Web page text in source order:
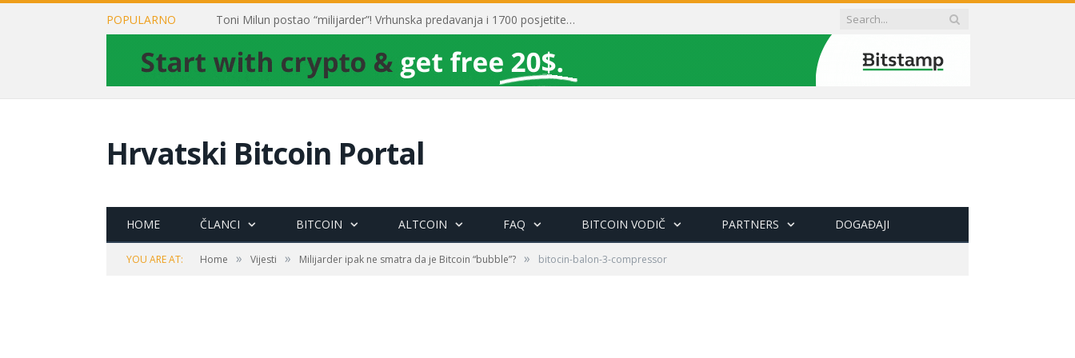
POPULARNO Toni Milun postao “milijarder”! Vrhunska predavanja i 1700 posjetitelja obilježili su mjesec financijske pismenosti
Hrvatski Bitcoin Portal
HOME ČLANCI BITCOIN ALTCOIN FAQ BITCOIN VODIČ PARTNERS DOGAĐAJI
YOU ARE AT: Home » Vijesti » Milijarder ipak ne smatra da je Bitcoin “bubble”? » bitocin-balon-3-compressor